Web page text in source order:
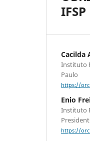
IFSP
Cacilda
Instituto
Paulo
https://
Enio
Instituto
https://